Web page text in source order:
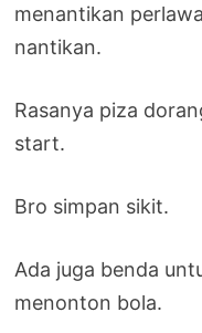
menantikan
nantikan.
Rasanya piza
start.
Bro simpan sikit.
Ada juga benda
menonton bola.